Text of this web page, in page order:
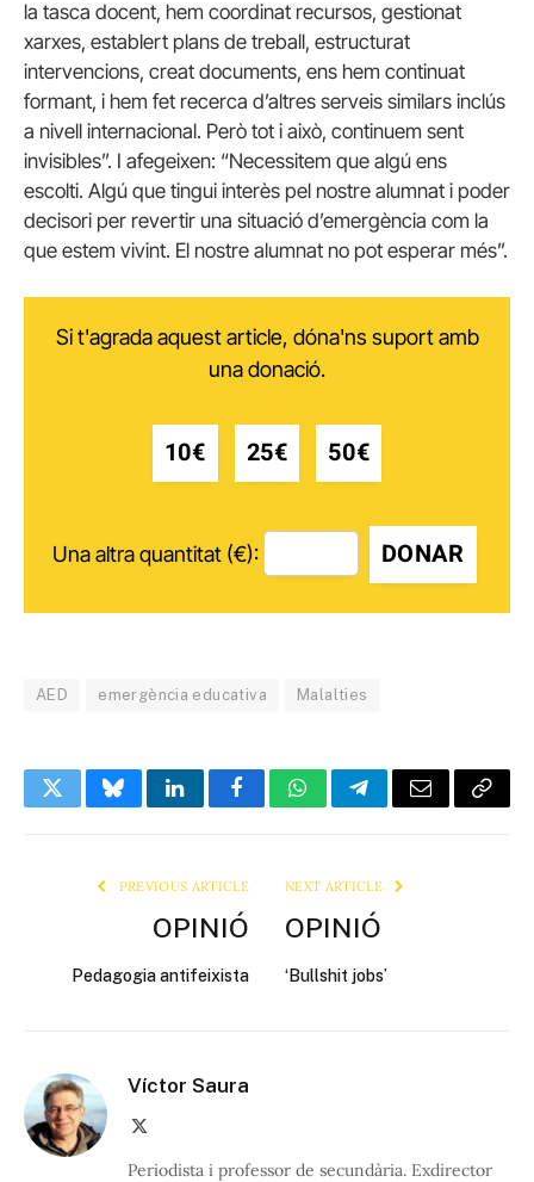
la tasca docent, hem coordinat recursos, gestionat
xarxes, establert plans de treball, estructurat
intervencions, creat documents, ens hem continuat
formant, i hem fet recerca d’altres serveis similars inclús
a nivell internacional. Però tot i això, continuem sent
invisibles”. I afegeixen: “Necessitem que algú ens
escolti. Algú que tingui interès pel nostre alumnat i poder
decisori per revertir una situació d’emergència com la
que estem vivint. El nostre alumnat no pot esperar més”.
Si t'agrada aquest article, dóna'ns suport amb
una donació.
10€ 25€ 50€
Una altra quantitat (€): DONAR
AED emergència educativa Malalties
TwitterBlueskyLinkedInFacebookWhatsAppTelegramEmail Copy
PREVIOUS ARTICLE
OPINIÓ
Pedagogia antifeixista
NEXT ARTICLE
OPINIÓ
‘Bullshit jobs’
Víctor Saura
Periodista i professor de secundària. Exdirector